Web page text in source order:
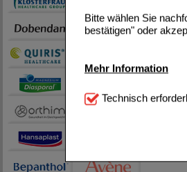
Bitte wählen Sie
bestätigen" oder
Mehr Information
Technisch
notwendig sind (z.B.
Diese
beispielsweise für
Inhalte anzuzeigen
Technisch